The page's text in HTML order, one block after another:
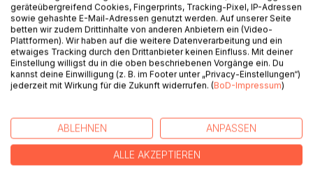
BESCHREIBUNG
Eine Kurzgeschichte handelt vom langen Leben eines
Baumes, eine andere Geschichte von Bäumen im
Regenwald. Gedichte und Bilder runden das Büchlein ab.
Alles ist in Farbe, auch die Schrift.
geräteübergreifend Cookies, Fingerprints, Tracking-Pixel, IP-Adressen
sowie gehashte E-Mail-Adressen genutzt werden. Auf unserer Seite
betten wir zudem Drittinhalte von anderen Anbietern ein (Video-
Plattformen). Wir haben auf die weitere Datenverarbeitung und ein
etwaiges Tracking durch den Drittanbieter keinen Einfluss. Mit deiner
Einstellung willigst du in die oben beschriebenen Vorgänge ein. Du
kannst deine Einwilligung (z. B. im Footer unter „Privacy-Einstellungen“)
jederzeit mit Wirkung für die Zukunft widerrufen. (BoD-Impressum)
ABLEHNEN ANPASSEN
ALLE AKZEPTIEREN